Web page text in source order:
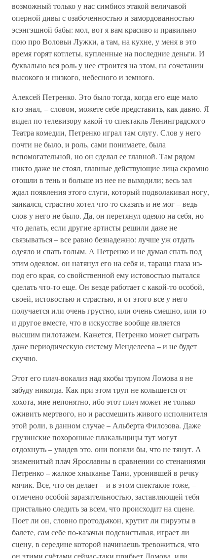
возможный только у нас симбиоз этакой величавой
оперной дивы с озабоченностью и замордованностью
эсэнгэшной бабы: мол, вот я вам красиво и правильно
пою про Воловьи Лужки, а там, на кухне, у меня в это
время горят котлеты, купленные на последние деньги. И
буквально вся роль у нее строится на этом, на сочетании
высокого и низкого, небесного и земного.
Алексей Петренко. Это было тогда, когда его еще мало
кто знал, – словом, можете себе представить, как давно. Я
видел по телевизору какой-то спектакль Ленинградского
Театра комедии, Петренко играл там слугу. Слов у него
почти не было, и роль, сами понимаете, была
вспомогательной, но он сделал ее главной. Там рядом
никто даже не стоял, главные действующие лица скромно
отошли в тень и больше из нее не выходили; весь зал
ждал появления этого слуги, который подволакивал ногу,
заикался, страстно хотел что-то сказать и не мог – ведь
слов у него не было. Да, он перетянул одеяло на себя, но
что делать, если другие артисты решили даже не
связываться – все равно безнадежно: лучше уж отдать
одеяло и спать голым. А Петренко и не думал спать под
этим одеялом, он натянул его на себя и, тараща глаза из-
под его края, со свойственной ему истовостью пытался
сделать что-то еще. Он везде работает с какой-то особой,
своей, истовостью и страстью, и от этого все у него
получается или очень грустно, или очень смешно, или то
и другое вместе, что в искусстве вообще является
высшим пилотажем. Кажется, Петренко может сыграть
даже периодическую систему Менделеева – и не будет
скучно.
Этот его плач-вокализ над якобы трупом Ломова я не
забуду никогда. Как при этом труп не колышется от
хохота, мне непонятно, ибо этот плач может не только
оживить мертвого, но и рассмешить живого исполнителя
этой роли, в данном случае – Альберта Филозова. Даже
грузинские похоронные плакальщицы тут могут
отдохнуть – увидев это, они поняли бы, что не тянут. А
знаменитый плач Ярославны в сравнении со стенаниями
Петренко – жалкое хныканье Тани, уронившей в речку
мячик. Все, что он делает – и в этом спектакле тоже, –
отмечено особой заразительностью, заставляющей тебя
пристально следить за всем, что происходит на сцене.
Поет ли он, словно протодьякон, крутит ли пируэты в
балете, сам себе по-казачьи подсвистывая, играет ли
сцену, в середине которой начинаешь тревожиться, что
он этими счётами сейчас-таки прибьет Ломова, или